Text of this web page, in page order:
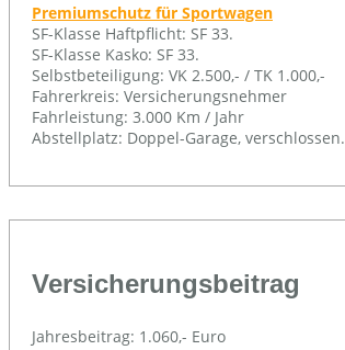
Premiumschutz für Sportwagen
SF-Klasse Haftpflicht: SF 33.
SF-Klasse Kasko: SF 33.
Selbstbeteiligung: VK 2.500,- / TK 1.000,-
Fahrerkreis: Versicherungsnehmer
Fahrleistung: 3.000 Km / Jahr
Abstellplatz: Doppel-Garage, verschlossen.
Versicherungsbeitrag
Jahresbeitrag: 1.060,- Euro